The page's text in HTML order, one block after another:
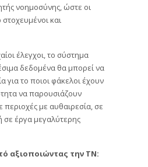
νοημοσύνης, ώστε οι
στοχευμένοι και
έλεγχοι, το σύστημα
δεδομένα θα μπορεί να
για το ποιοι φάκελοι έχουν
να παρουσιάζουν
με αυθαιρεσία, σε
σε έργα μεγαλύτερης
αξιοποιώντας την ΤΝ: